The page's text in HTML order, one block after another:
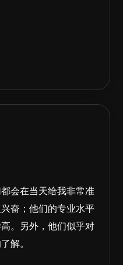
会在当天给我非常准
奋；他们的专业水平
。另外，他们似乎对
解。